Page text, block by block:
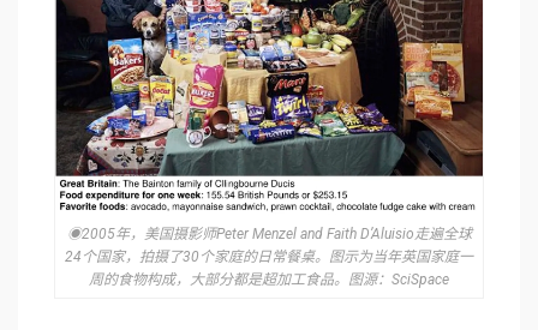
◉2005年，美国摄影师Peter Menzel and Faith D’Aluisio走遍全球
24个国家，拍摄了30个家庭的日常餐桌。图示为当年英国家庭一
周的食物构成，大部分都是超加工食品。图源：SciSpace